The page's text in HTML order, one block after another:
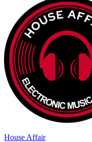
House Affair